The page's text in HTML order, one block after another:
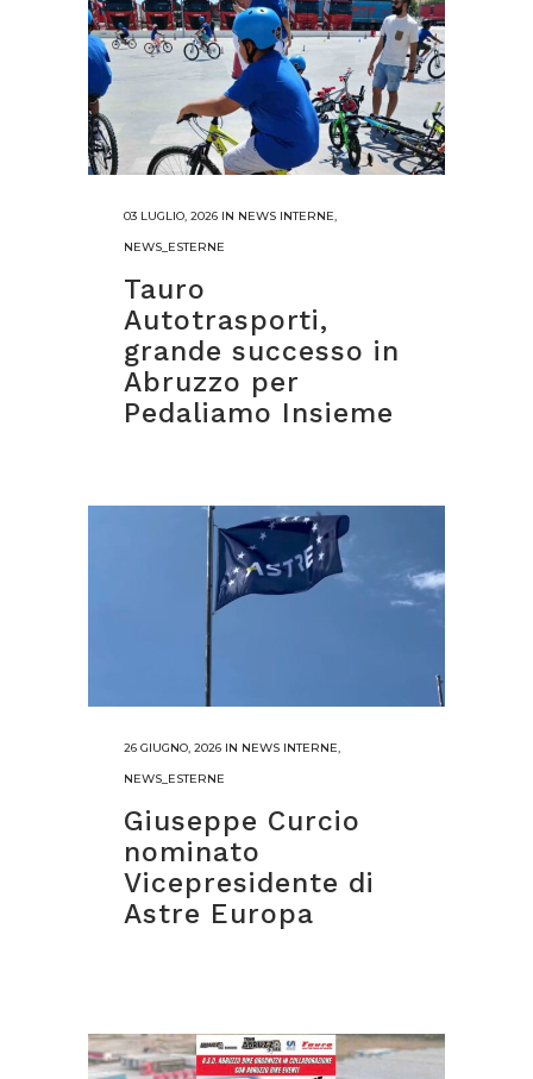
03 LUGLIO, 2026 IN NEWS INTERNE,
NEWS_ESTERNE
Tauro
Autotrasporti,
grande successo in
Abruzzo per
Pedaliamo Insieme
26 GIUGNO, 2026 IN NEWS INTERNE,
NEWS_ESTERNE
Giuseppe Curcio
nominato
Vicepresidente di
Astre Europa